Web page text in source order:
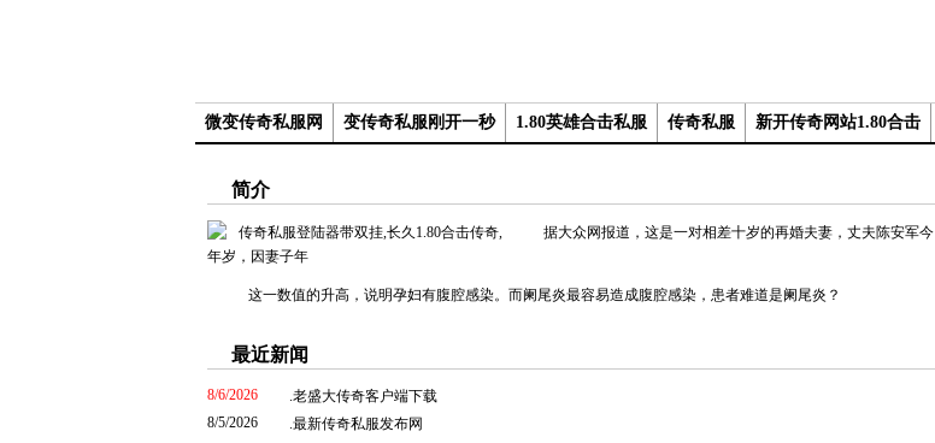
微变传奇私服网 变传奇私服刚开一秒 1.80英雄合击私服 传奇私服 新开传奇网站1.80合击
简介
据大众网报道，这是一对相差十岁的再婚夫妻，丈夫陈安军今
年岁，因妻子年
这一数值的升高，说明孕妇有腹腔感染。而阑尾炎最容易造成腹腔感染，患者难道是阑尾炎？
最近新闻
老盛大传奇客户端下载
8/6/2026
最新传奇私服发布网
8/5/2026